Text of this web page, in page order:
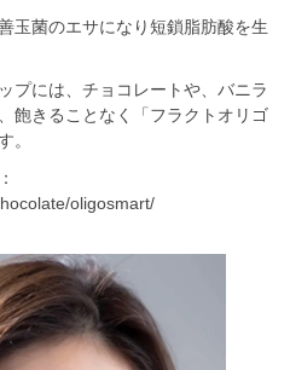
玉菌のエサになり短鎖脂肪酸を生
プには、チョコレートや、バニラ
飽きることなく「フラクトオリゴ
。
：
oligosmart/